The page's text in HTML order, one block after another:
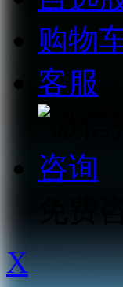
购物
客服
咨询
X